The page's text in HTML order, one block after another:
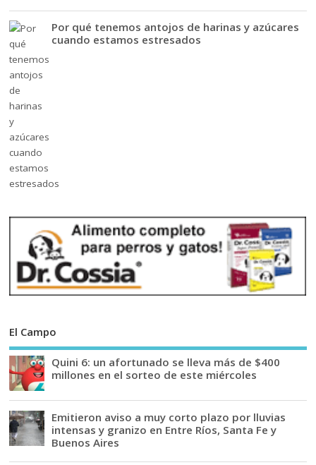
Por qué tenemos antojos de harinas y azúcares
cuando estamos estresados
El Campo
Quini 6: un afortunado se lleva más de $400
millones en el sorteo de este miércoles
Emitieron aviso a muy corto plazo por lluvias
intensas y granizo en Entre Ríos, Santa Fe y
Buenos Aires